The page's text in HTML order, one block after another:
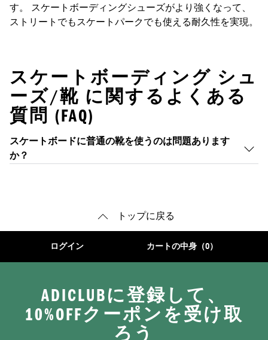
す。 スケートボーディングシューズがより強くなって、
ストリートでもスケートパークでも使える耐久性を実現。
スケートボーディング シュ
ーズ/靴 に関するよくある
質問 (FAQ)
スケートボードに普通の靴を使うのは問題あります
か？
トップに戻る
ログイン カートの中身（0）
ADICLUBに登録して、
10%OFFクーポンを受け取
ろう